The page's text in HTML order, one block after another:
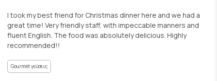
I took my best friend for Christmas dinner here and we had a
great time! Very friendly staff, with impeccable manners and
fluent English. The food was absolutely delicious. Highly
recommended!!
Gourmet γεύσεις